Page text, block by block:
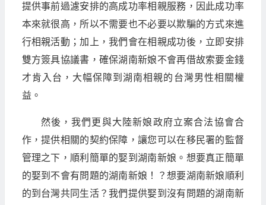
提供事前過濾安排的高成功率相親服務，因此成功率
本來就很高，所以不需要也不必要以欺騙的方式來進
行相親活動；加上，我們會在相親成功後，立即安排
雙方簽具協議書，確保湖南新娘不會再借故索要金錢
才肯入台，大幅保障到湖南相親的台灣男性相關權
益。
然後，我們更與大陸新娘政府立案合法協會合
作，提供相關的契約保障，讓您可以在移民署的監督
管理之下，順利簡單的娶到湖南新娘。想要真正簡單
的娶到不會有問題的湖南新娘！？想要湖南新娘順利
的到台灣共同生活？我們提供娶到沒有問題的湖南新